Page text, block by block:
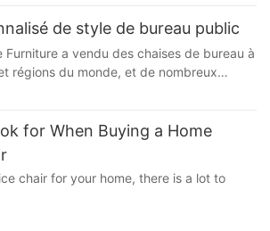
soutient la courbure de la
la pression dorsale et prévient les
liés à une mauvaise posture assise. Au
la maison, les chaises ergonomiques sont
un outil essentiel pour améliorer la
de style de bureau public
Furniture a vendu des chaises de bureau à
régions du monde, et de nombreux
installé nos chaises de bureau. Nous
faisons correspondre le style global, afin
soit égalé à l'ensemble, le style est
soit présenté.
for When Buying a Home
chair for your home, there is a lot to